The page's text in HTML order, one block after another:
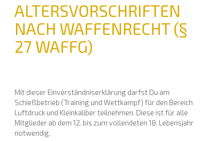
ALTERSVOR­SCHRIFTEN
NACH WAFFENRECHT (§
27 WAFFG)
Mit dieser Einverständniserklärung darfst Du am
Schießbetrieb (Training und Wettkampf) für den Bereich
Luftdruck und Kleinkaliber teilnehmen. Diese ist für alle
Mitglieder ab dem 12. bis zum vollendeten 18. Lebensjahr
notwendig.